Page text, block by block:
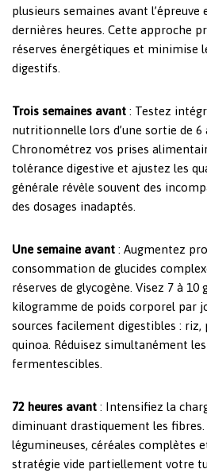
plusieurs semaines avant l’épreuve
dernières heures. Cette approche
réserves énergétiques et minimise
digestifs.
Trois semaines avant : Testez
nutritionnelle lors d’une sortie de 6
Chronométrez vos prises
tolérance digestive et ajustez les
générale révèle souvent des
des dosages inadaptés.
Une semaine avant : Augmentez
consommation de glucides
réserves de glycogène. Visez 7 à
kilogramme de poids corporel par
sources facilement digestibles : riz,
quinoa. Réduisez simultanément
fermentescibles.
72 heures avant : Intensifiez la
diminuant drastiquement les fibres.
légumineuses, céréales complètes
stratégie vide partiellement votre